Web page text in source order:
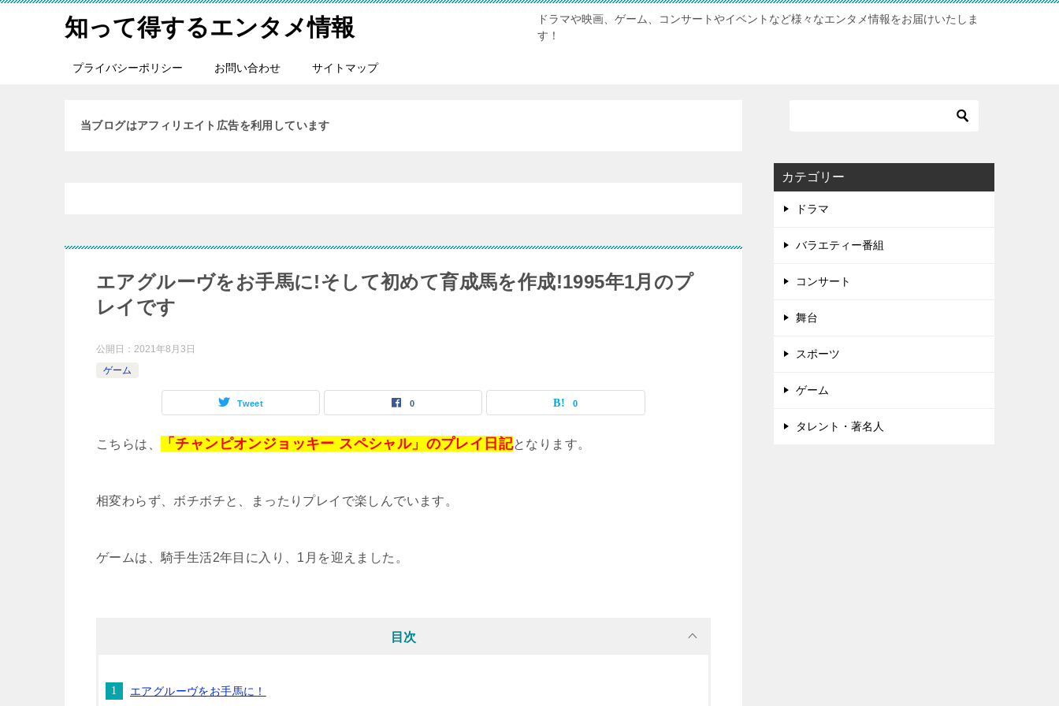
知って得するエンタメ情報
ドラマや映画、ゲーム、コンサートやイベントなど様々なエンタメ情報をお届けいたしま
す！
プライバシーポリシー お問い合わせ サイトマップ
当ブログはアフィリエイト広告を利用しています
エアグルーヴをお手馬に!そして初めて育成馬を作成!1995年1月のプ
レイです
公開日： 2021年8月3日
ゲーム
Tweet 0 0
こちらは、 「チャンピオンジョッキー スペシャル」のプレイ日記となります。
相変わらず、ボチボチと、まったりプレイで楽しんでいます。
ゲームは、騎手生活2年目に入り、1月を迎えました。
目次
エアグルーヴをお手馬に！
カテゴリー
ドラマ
バラエティー番組
コンサート
舞台
スポーツ
ゲーム
タレント・著名人